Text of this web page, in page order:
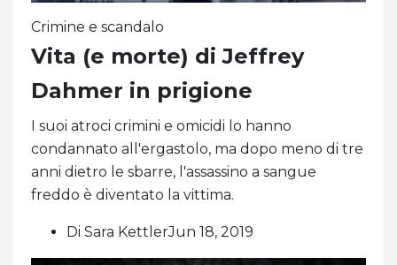
Crimine e scandalo
Vita (e morte) di Jeffrey
Dahmer in prigione
I suoi atroci crimini e omicidi lo hanno
condannato all'ergastolo, ma dopo meno di tre
anni dietro le sbarre, l'assassino a sangue
freddo è diventato la vittima.
Di Sara KettlerJun 18, 2019